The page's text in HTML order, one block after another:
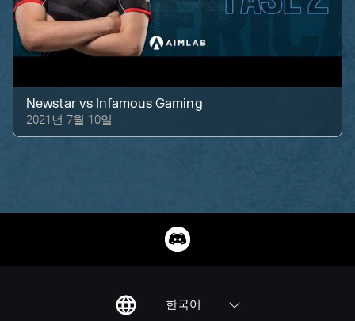
Newstar vs Infamous Gaming
2021년 7월 10일
한국어